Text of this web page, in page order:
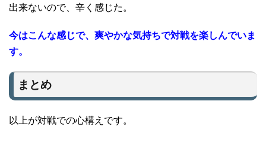
出来ないので、辛く感じた。
今はこんな感じで、爽やかな気持ちで対戦を楽しんでいま
す。
まとめ
以上が対戦での心構えです。